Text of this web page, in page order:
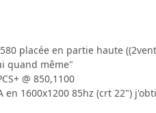
placée en partie haute
quand même"
@ 850,1100
en 1600x1200 85hz (crt 22")